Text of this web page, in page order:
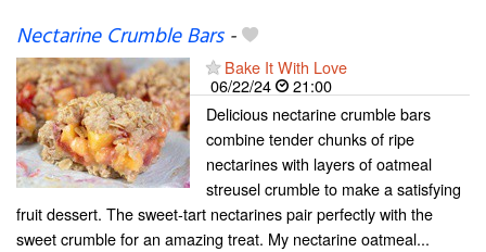
Nectarine Crumble Bars-
Bake It With Love
06/22/24
21:00
Delicious nectarine crumble bars
combine tender chunks of ripe
nectarines with layers of oatmeal
streusel crumble to make a satisfying
fruit dessert. The sweet-tart nectarines pair perfectly with the
sweet crumble for an amazing treat. My nectarine oatmeal...